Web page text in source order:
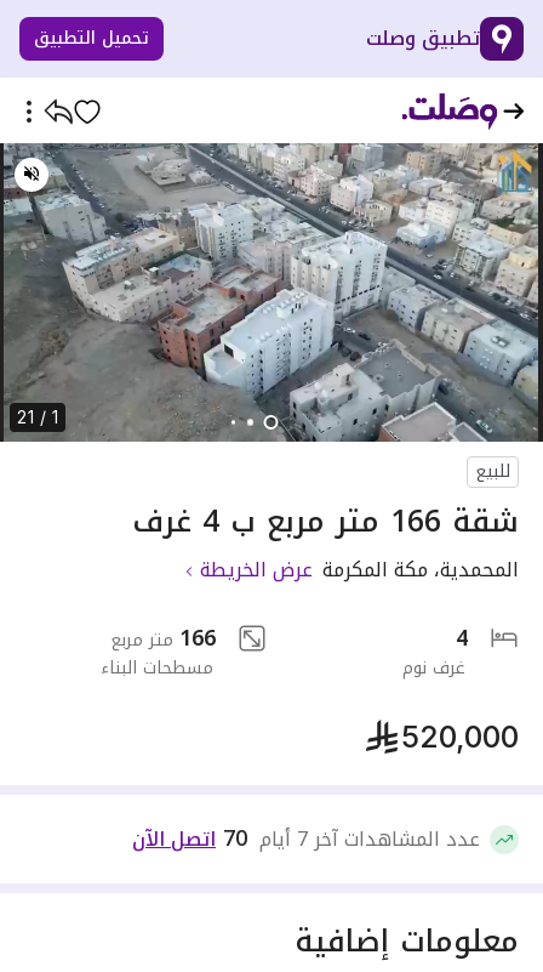
تطبيق وصلت تحميل التطبيق
1 / 21
للبيع
شقة 166 متر مربع ب 4 غرف
المحمدية، مكة المكرمة عرض الخريطة
4
غرف نوم
166 متر مربع
مسطحات البناء
520,000
عدد المشاهدات آخر 7 أيام 70 اتصل الآن
معلومات إضافية